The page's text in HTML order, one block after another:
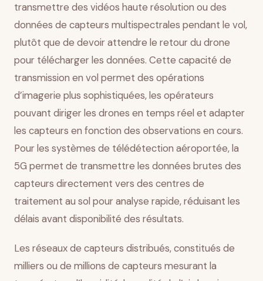
transmettre des vidéos haute résolution ou des
données de capteurs multispectrales pendant le vol,
plutôt que de devoir attendre le retour du drone
pour télécharger les données. Cette capacité de
transmission en vol permet des opérations
d’imagerie plus sophistiquées, les opérateurs
pouvant diriger les drones en temps réel et adapter
les capteurs en fonction des observations en cours.
Pour les systèmes de télédétection aéroportée, la
5G permet de transmettre les données brutes des
capteurs directement vers des centres de
traitement au sol pour analyse rapide, réduisant les
délais avant disponibilité des résultats.
Les réseaux de capteurs distribués, constitués de
milliers ou de millions de capteurs mesurant la